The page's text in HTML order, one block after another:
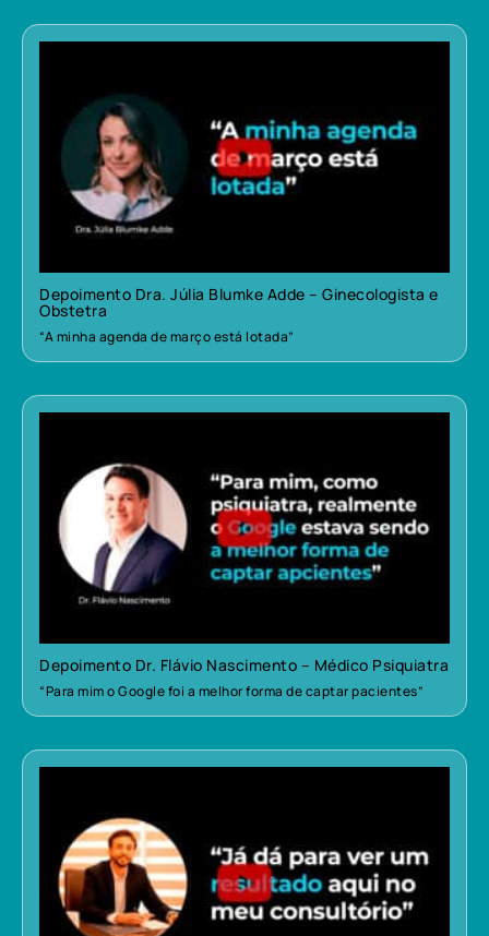
Depoimento Dra. Júlia Blumke Adde – Ginecologista e
Obstetra
“A minha agenda de março está lotada”
Depoimento Dr. Flávio Nascimento – Médico Psiquiatra
“Para mim o Google foi a melhor forma de captar pacientes”